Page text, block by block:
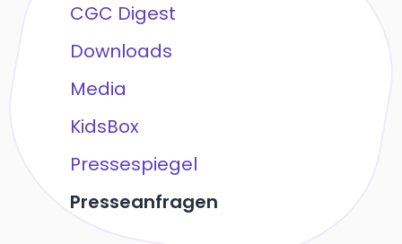
CGC Digest
Downloads
Media
KidsBox
Pressespiegel
Presseanfragen